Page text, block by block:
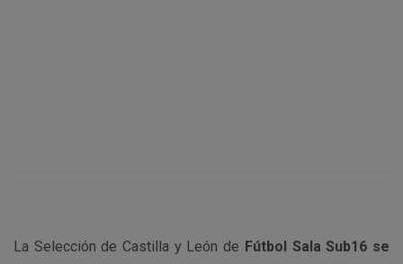
La Selección de Castilla y León de Fútbol Sala Sub16 se